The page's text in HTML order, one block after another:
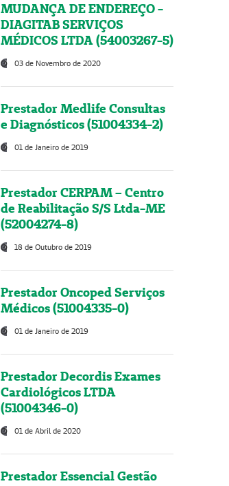
MUDANÇA DE ENDEREÇO -
DIAGITAB SERVIÇOS
MÉDICOS LTDA (54003267-5)
03 de Novembro de 2020
Prestador Medlife Consultas
e Diagnósticos (51004334-2)
01 de Janeiro de 2019
Prestador CERPAM – Centro
de Reabilitação S/S Ltda-ME
(52004274-8)
18 de Outubro de 2019
Prestador Oncoped Serviços
Médicos (51004335-0)
01 de Janeiro de 2019
Prestador Decordis Exames
Cardiológicos LTDA
(51004346-0)
01 de Abril de 2020
Prestador Essencial Gestão